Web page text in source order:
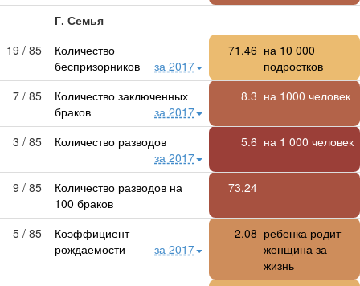
Г. Семья
19 / 85
Количество
беспризорников
за 2017
71.46 на 10 000
подростков
7 / 85
Количество заключенных
браков
за 2017
8.3 на 1000 человек
3 / 85
Количество разводов
за 2017
5.6 на 1 000 человек
9 / 85
Количество разводов на
100 браков
73.24
5 / 85
Коэффициент
рождаемости
за 2017
2.08 ребенка родит
женщина за
жизнь